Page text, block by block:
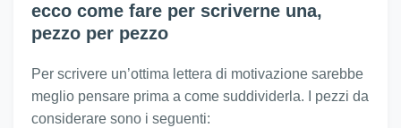
ecco come fare per scriverne una,
pezzo per pezzo
Per scrivere un’ottima lettera di motivazione sarebbe
meglio pensare prima a come suddividerla. I pezzi da
considerare sono i seguenti: